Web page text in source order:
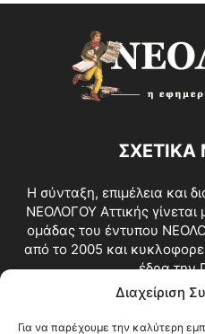
Διαχείριση
Για να παρέχουμε την καλύτερη
Η σύνταξη, επιμέλεια και
ΝΕΟΛΟΓΟΥ Αττικής γίνεται
ομάδας του έντυπου
από το 2005 και
έδρα την
Επικοινωνία: